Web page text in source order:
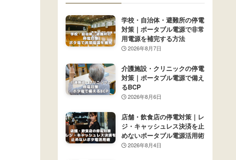
学校・自治体・避難所の停電
対策｜ポータブル電源で非常
用電源を補完する方法
2026年8月7日
介護施設・クリニックの停電
対策｜ポータブル電源で備え
るBCP
2026年8月6日
店舗・飲食店の停電対策｜レ
ジ・キャッシュレス決済を止
めないポータブル電源活用術
2026年8月4日